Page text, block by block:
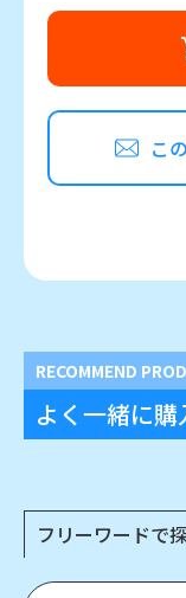
こ
よく一緒に
RECOMMEND
フリーワードで